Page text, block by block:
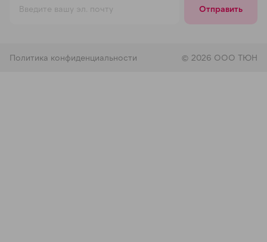
Отправить
Политика конфиденциальности © 2026 ООО ТЮН